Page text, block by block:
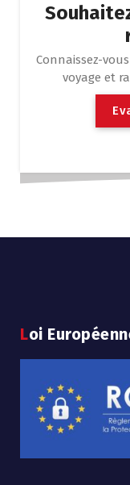
Connaissez-
voyage et
Ev
Loi